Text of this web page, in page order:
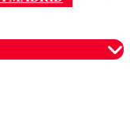
garantizar un